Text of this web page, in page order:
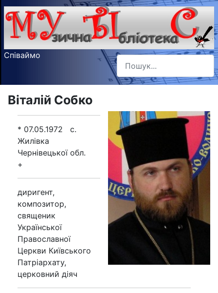
Співаймо Пошук
Type 2 or more characters
Віталій Собко
* 07.05.1972 с.
Жилівка
Чернівецької обл.
+
диригент,
композитор,
священик
Української
Православної
Церкви Київського
Патріархату,
церковний діяч